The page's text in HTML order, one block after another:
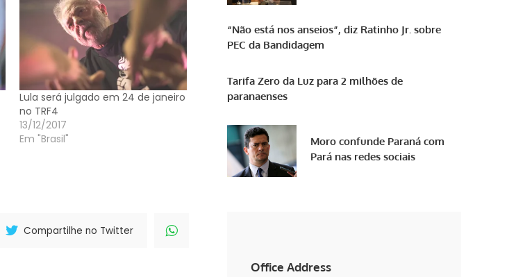
Lula será julgado em 24 de janeiro
no TRF4
13/12/2017
Em "Brasil"
Compartilhe no Twitter
“Não está nos anseios”, diz Ratinho Jr. sobre
PEC da Bandidagem
Tarifa Zero da Luz para 2 milhões de
paranaenses
Moro confunde Paraná com
Pará nas redes sociais
Office Address